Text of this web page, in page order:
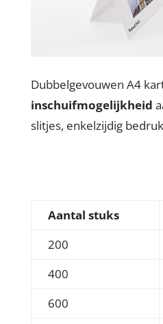
Dubbelgevouwen A4
inschuifmogelijkheid
slitjes, enkelzijdig
Aantal stuks
200
400
600